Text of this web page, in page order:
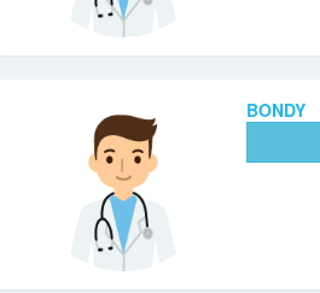
BONDY